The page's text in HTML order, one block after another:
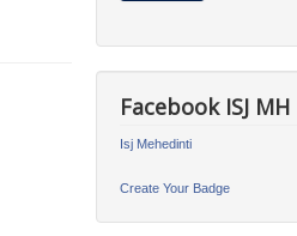
Facebook ISJ MH
Isj Mehedinti
Create Your Badge